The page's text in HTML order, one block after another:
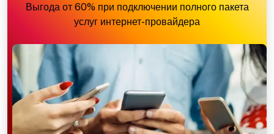
Выгода от 60% при подключении полного пакета
услуг интернет-провайдера